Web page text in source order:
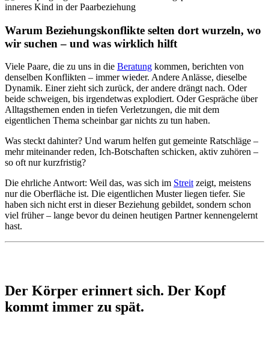
Warum Beziehungskonflikte selten dort wurzeln, wo
wir suchen – und was wirklich hilft
Viele Paare, die zu uns in die Beratung kommen, berichten von
denselben Konflikten – immer wieder. Andere Anlässe, dieselbe
Dynamik. Einer zieht sich zurück, der andere drängt nach. Oder
beide schweigen, bis irgendetwas explodiert. Oder Gespräche über
Alltagsthemen enden in tiefen Verletzungen, die mit dem
eigentlichen Thema scheinbar gar nichts zu tun haben.
Was steckt dahinter? Und warum helfen gut gemeinte Ratschläge –
mehr miteinander reden, Ich-Botschaften schicken, aktiv zuhören –
so oft nur kurzfristig?
Die ehrliche Antwort: Weil das, was sich im Streitzeigt, meistens
nur die Oberfläche ist. Die eigentlichen Muster liegen tiefer. Sie
haben sich nicht erst in dieser Beziehung gebildet, sondern schon
viel früher – lange bevor du deinen heutigen Partner kennengelernt
hast.
Der Körper erinnert sich. Der Kopf
kommt immer zu spät.